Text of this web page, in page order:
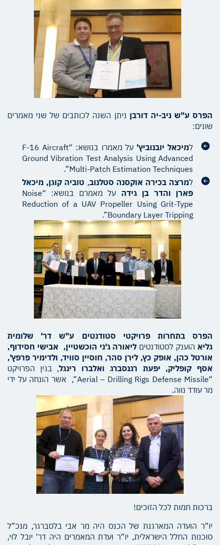
הפרס ע"ש ניב-יה דורבן ניתן השנה לכותבים של שני מאמרים
שונים:
למיכאל יובנוביץ'
על מאמרו בנושא: “F-16 Aircraft
Ground Vibration Test Analysis Using Advanced
Multi-Patch Estimation Techniques”.
למרצה בכירה אוקסנה סטלנוב, טוביה קוגן, מיכאל
פארן והדר בן גידה
על מאמרם בנושא: “Noise
Reduction of a UAV Propeller Using Grit-Type
Boundary Layer Tripping”.
הפרס בתחרות פרויקטי סטודנטים ע"ש דר' שלומית
גליא הוענק לסטודנטים ליאורה ג'ני הוכשטיין, אבישי חסידוף,
אורטל כהן, אופק כץ, לירן סהר, חוסיין סוויד, ולדימיר פרפץ',
אסף קופליק, יפעת רגנסברג ואלברו רינגל, בגין הפרויקט
“Aerial – Drilling Rigs Defense Missile”, אשר הונחה על ידי
מר עודד נווה.
ברכות חמות לכל הזוכים!
יו”ר הועדה המארגנת של הכנס היה מר אבי בלסברגר, מנכ”ל
סוכנות החלל הישראלית, יו”ר ועדת המאמרים היה דר' יובל לוי,